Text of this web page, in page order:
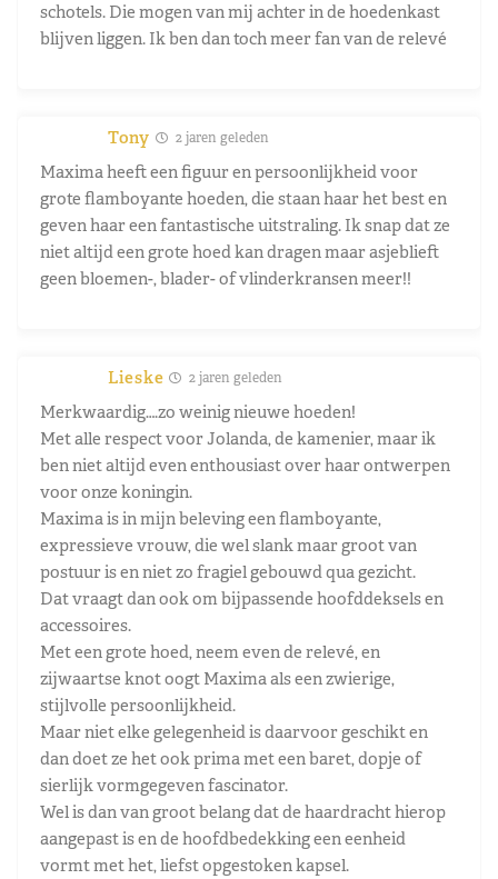
schotels. Die mogen van mij achter in de hoedenkast
blijven liggen. Ik ben dan toch meer fan van de relevé
Tony 2 jaren geleden
Maxima heeft een figuur en persoonlijkheid voor
grote flamboyante hoeden, die staan haar het best en
geven haar een fantastische uitstraling. Ik snap dat ze
niet altijd een grote hoed kan dragen maar asjeblieft
geen bloemen-, blader- of vlinderkransen meer!!
Lieske 2 jaren geleden
Merkwaardig….zo weinig nieuwe hoeden!
Met alle respect voor Jolanda, de kamenier, maar ik
ben niet altijd even enthousiast over haar ontwerpen
voor onze koningin.
Maxima is in mijn beleving een flamboyante,
expressieve vrouw, die wel slank maar groot van
postuur is en niet zo fragiel gebouwd qua gezicht.
Dat vraagt dan ook om bijpassende hoofddeksels en
accessoires.
Met een grote hoed, neem even de relevé, en
zijwaartse knot oogt Maxima als een zwierige,
stijlvolle persoonlijkheid.
Maar niet elke gelegenheid is daarvoor geschikt en
dan doet ze het ook prima met een baret, dopje of
sierlijk vormgegeven fascinator.
Wel is dan van groot belang dat de haardracht hierop
aangepast is en de hoofdbedekking een eenheid
vormt met het, liefst opgestoken kapsel.